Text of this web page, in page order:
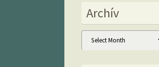
Archív
Archív